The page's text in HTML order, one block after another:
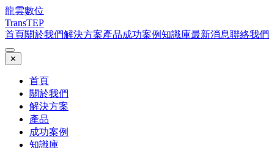
龍雲數位
TransTEP
首頁關於我們解決方案產品成功案例知識庫最新消息聯絡我們
✕
首頁
關於我們
解決方案
產品
成功案例
知識庫